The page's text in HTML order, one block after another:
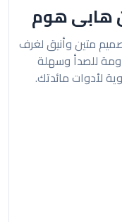
هابى هوم
متين وأنيق لغرف
للصدأ وسهلة
لأدوات مائدتك.